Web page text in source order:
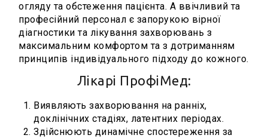
огляду та обстеження пацієнта. А ввічливий та
професійний персонал є запорукою вірної
діагностики та лікування захворювань з
максимальним комфортом та з дотриманням
принципів індивідуального підходу до кожного.
Лікарі ПрофіМед:
Виявляють захворювання на ранніх,
доклінічних стадіях, латентних періодах.
Здійснюють динамічне спостереження за